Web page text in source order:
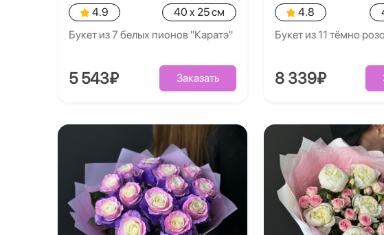
4.9
40 x 25 см
Букет из 7 белых пионов "Каратэ"
5 543₽ Заказать
4.8
Букет из 11 тёмно
8 339₽